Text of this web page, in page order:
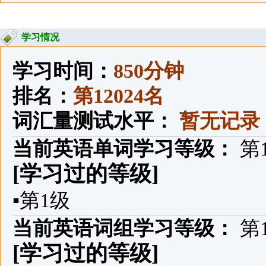
学习情况
学习时间： 850分钟
排名： 第12024名
词汇量测试水平： 暂无记录
当前英语单词学习等级：
第
[学习过的等级]
▪第1级
当前英语词组学习等级：
第
[学习过的等级]